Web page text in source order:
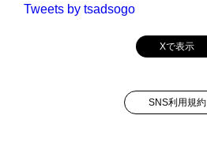
Tweets by tsadsogo
Xで表示
SNS利用規約